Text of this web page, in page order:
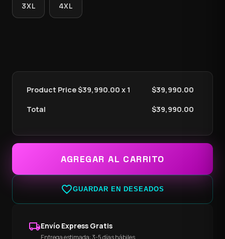
3XL 4XL
Product Price $39,990.00 x 1 $39,990.00
Total $39,990.00
AGREGAR AL CARRITO
favorite_borderGUARDAR EN DESEADOS
local_shippingEnvío Express Gratis
Entrega estimada: 3-5 días hábiles.